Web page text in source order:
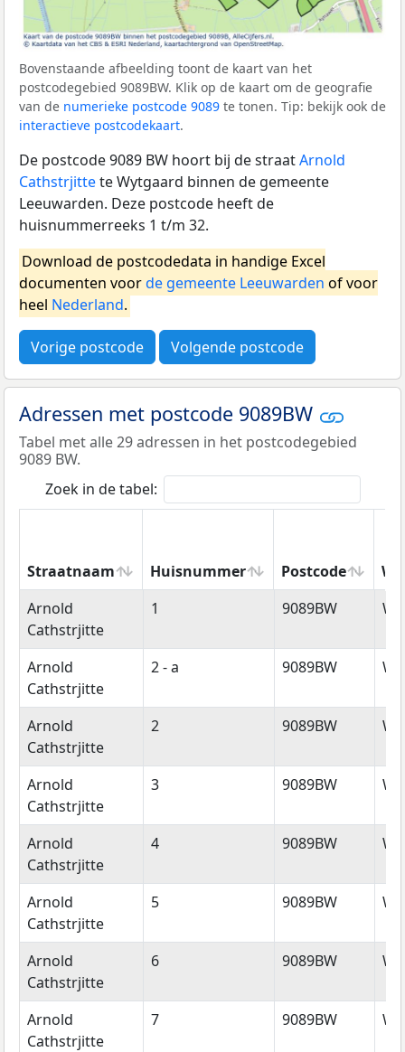
Bovenstaande afbeelding toont de kaart van het
postcodegebied 9089BW. Klik op de kaart om de geografie
van de numerieke postcode 9089 te tonen. Tip: bekijk ook de
interactieve postcodekaart.
De postcode 9089 BW hoort bij de straatArnold
Cathstrjittete Wytgaard binnen de gemeente
Leeuwarden. Deze postcode heeft de
huisnummerreeks 1 t/m 32.
Download de postcodedata in handige Excel
documenten voorde gemeente Leeuwarden of voor
heel Nederland.
Vorige postcode Volgende postcode
Adressen met postcode 9089BW
Tabel met alle 29 adressen in het postcodegebied
9089 BW.
Zoek in de tabel:
Straatnaam Huisnummer Postcode
Straatnaam
Huisnummer Postcode
Arnold
Cathstrjitte
1 9089BW
Arnold
Cathstrjitte
2 - a 9089BW
Arnold
Cathstrjitte
2 9089BW
Arnold
Cathstrjitte
3 9089BW
Arnold
Cathstrjitte
4 9089BW
Arnold
Cathstrjitte
5 9089BW
Arnold
Cathstrjitte
6 9089BW
Arnold
Cathstrjitte
7 9089BW